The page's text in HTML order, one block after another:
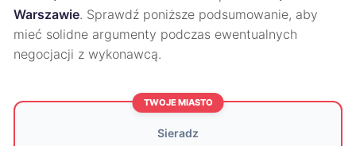
Warszawie. Sprawdź poniższe podsumowanie, aby
mieć solidne argumenty podczas ewentualnych
negocjacji z wykonawcą.
TWOJE MIASTO
Sieradz